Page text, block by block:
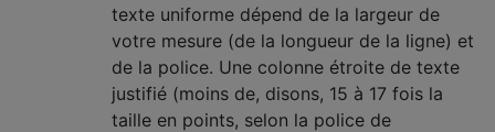
texte uniforme dépend de la largeur de
votre mesure (de la longueur de la ligne) et
de la police. Une colonne étroite de texte
justifié (moins de, disons, 15 à 17 fois la
taille en points, selon la police de